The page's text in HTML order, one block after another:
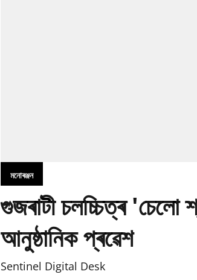
মনোৰঞ্জন
গুজৰাটী চলচ্চিত্ৰ
আনুষ্ঠানিক প্ৰৱেশ
Sentinel Digital Desk